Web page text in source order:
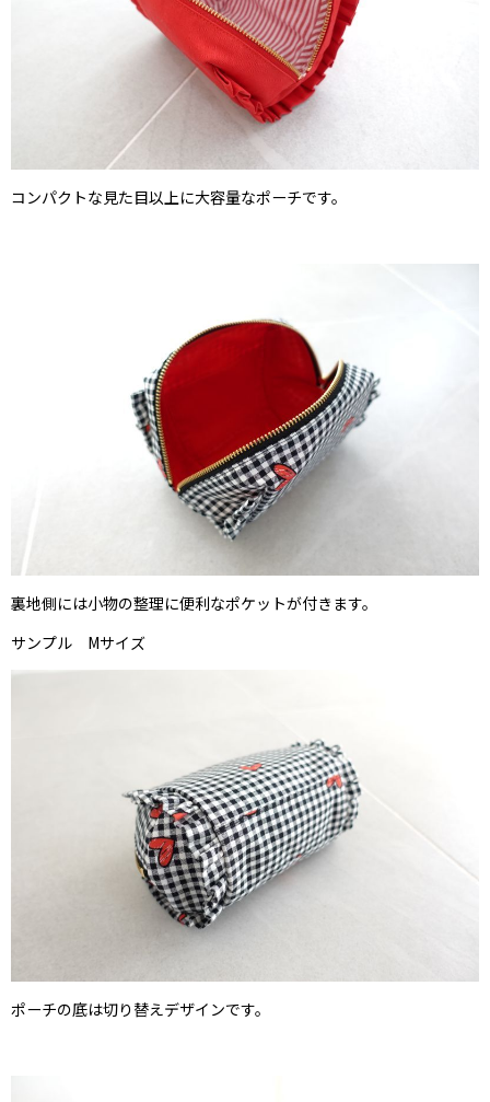
コンパクトな見た目以上に大容量なポーチです。
裏地側には小物の整理に便利なポケットが付きます。
サンプル Mサイズ
ポーチの底は切り替えデザインです。